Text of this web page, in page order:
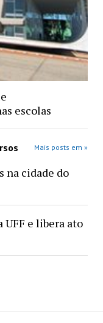
escolas
Mais posts em »
na cidade do
UFF e libera ato